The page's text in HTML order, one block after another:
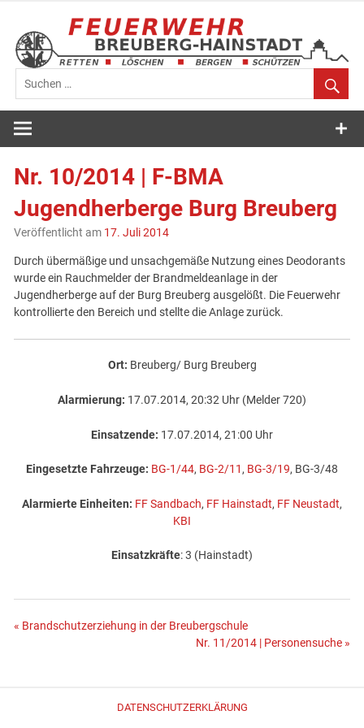
springen
Feuerwehr
Breuberg-
Hainstadt
Nr. 10/2014 | F-BMA
Jugendherberge Burg Breuberg
Veröffentlicht am 17. Juli 2014
Durch übermäßige und unsachgemäße Nutzung eines Deodorants
wurde ein Rauchmelder der Brandmeldeanlage in der
Jugendherberge auf der Burg Breuberg ausgelößt. Die Feuerwehr
kontrollierte den Bereich und stellte die Anlage zurück.
Ort: Breuberg/ Burg Breuberg
Alarmierung: 17.07.2014, 20:32 Uhr (Melder 720)
Einsatzende: 17.07.2014, 21:00 Uhr
Eingesetzte Fahrzeuge: BG-1/44, BG-2/11, BG-3/19, BG-3/48
Alarmierte Einheiten: FF Sandbach, FF Hainstadt, FF Neustadt,
KBI
Einsatzkräfte: 3 (Hainstadt)
Beitragsnavigation
« Brandschutzerziehung in der Breubergschule
Nr. 11/2014 | Personensuche »
DATENSCHUTZERKLÄRUNG